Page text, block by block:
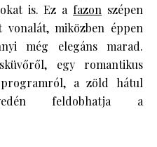
is. Ez a fazon szépen
miközben éppen
még elegáns marad.
egy romantikus
a zöld hátul
feldobhatja a